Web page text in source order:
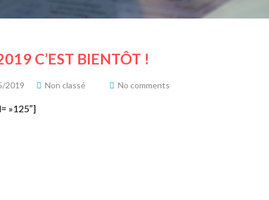
C’EST BIENTÔT !
2019 Non classé No comments
»125″]